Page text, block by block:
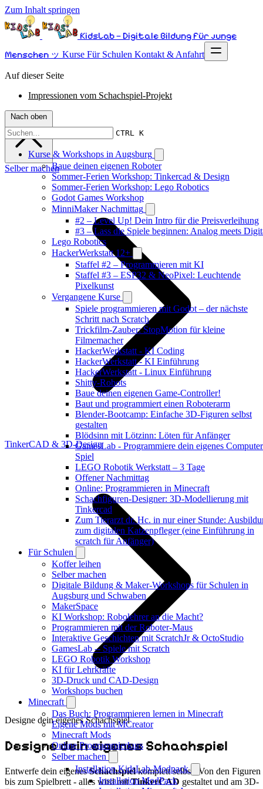
Zum Inhalt springen
KidsLab – Digitale Bildung für junge
Menschen ッ Kurse Für Schulen Kontakt & Anfahrt
CTRL K
Kurse & Workshops in Augsburg
Baue deinen eigenen Roboter
Sommer-Ferien Workshop: Tinkercad & Design
Sommer-Ferien Workshop: Lego Robotics
Godot Games Workshop
MinniMaker Nachmittag
#2 – Level Up! Dein Intro für die Preisverleihung
#3 – Lass die Spiele beginnen: Analog meets
Lego Robotics
HackerWerkstatt 12+
Staffel #2 – Programmieren mit KI
Staffel #3 – ESP32 & NeoPixel: Leuchtende
Pixelkunst
Vergangene Kurse
Spiele programmieren mit Godot – der nächste
Schritt nach Scratch
Trickfilm-Zauber: StopMotion für kleine
Filmemacher
HackerWerkstatt - KI Coding
HackerWerkstatt - KI Einführung
HackerWerkstatt - Linux Einführung
Shitty-Robots
Baue deinen eigenen Game-Controller!
Baut und programmiert einen Roboterarm
Blender-Bootcamp: Einfache 3D-Figuren selbst
gestalten
Blödsinn mit Lötzinn: Löten für Anfänger
GamesLab - Programmiere dein eigenes
Spiel
LEGO Robotik Werkstatt – 3 Tage
Offener Nachmittag
Online: Programmieren in Minecraft
Schachfiguren-Designer: 3D-Modellierung mit
Tinkercad
Zum Tierarzt dr. Hc. in nur einer Stunde:
zum digitalen Katzenpfleger (eine Einführung in
scratch für Anfänger)
Für Schulen
Koffer leihen
Selber machen
Digitale Bildung & Maker-Workshops für Schulen in
Augsburg und Schwaben
MakerSpace
KI Workshop: Robolehrer an die Macht?
Programmieren mit der Roboter-Maus
Interaktive Geschichten mit ScratchJr & OctoStudio
GamesLab -- Spiele mit Scratch
LEGO Robotik Workshop
KI für Lehrkräfte
3D-Druck und CAD-Design
Workshops buchen
Minecraft
Das Buch: Programmieren lernen in Minecraft
Eigene Mods mit MCreator
Minecraft Mods
Online Programmierkurs
Selber machen
Installation KidsLab-Modpack
Installation ModPack
Auf dieser Seite
Impressionen vom Schachspiel-Projekt
Nach oben
Selber machen
TinkerCAD & 3D-Design
Designe dein eigenes Schachspiel
Designe dein eigenes Schachspiel
Entwerfe dein eigenesSchachspielkomplett selbst! Von den Figuren
bis zum Spielbrett - alles wird mitTinkerCAD gestaltet und am 3D-